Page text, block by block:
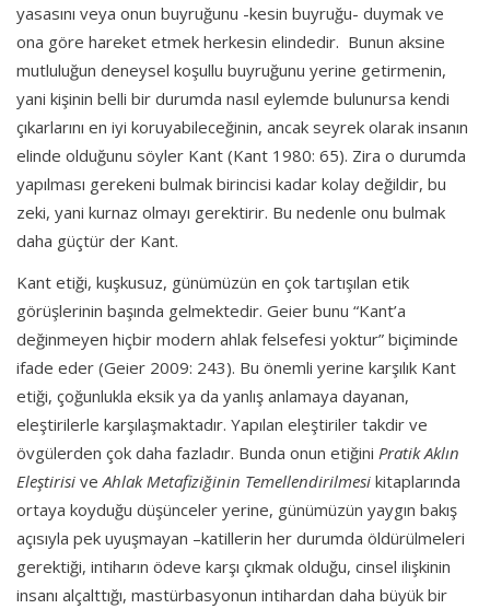
yasasını veya onun buyruğunu -kesin buyruğu- duymak ve
ona göre hareket etmek herkesin elindedir. Bunun aksine
mutluluğun deneysel koşullu buyruğunu yerine getirmenin,
yani kişinin belli bir durumda nasıl eylemde bulunursa kendi
çıkarlarını en iyi koruyabileceğinin, ancak seyrek olarak insanın
elinde olduğunu söyler Kant (Kant 1980: 65). Zira o durumda
yapılması gerekeni bulmak birincisi kadar kolay değildir, bu
zeki, yani kurnaz olmayı gerektirir. Bu nedenle onu bulmak
daha güçtür der Kant.
Kant etiği, kuşkusuz, günümüzün en çok tartışılan etik
görüşlerinin başında gelmektedir. Geier bunu “Kant’a
değinmeyen hiçbir modern ahlak felsefesi yoktur” biçiminde
ifade eder (Geier 2009: 243). Bu önemli yerine karşılık Kant
etiği, çoğunlukla eksik ya da yanlış anlamaya dayanan,
eleştirilerle karşılaşmaktadır. Yapılan eleştiriler takdir ve
övgülerden çok daha fazladır. Bunda onun etiğini Pratik Aklın
Eleştirisi ve Ahlak Metafiziğinin Temellendirilmesi kitaplarında
ortaya koyduğu düşünceler yerine, günümüzün yaygın bakış
açısıyla pek uyuşmayan –katillerin her durumda öldürülmeleri
gerektiği, intiharın ödeve karşı çıkmak olduğu, cinsel ilişkinin
insanı alçalttığı, mastürbasyonun intihardan daha büyük bir